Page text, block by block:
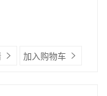
加入购物车